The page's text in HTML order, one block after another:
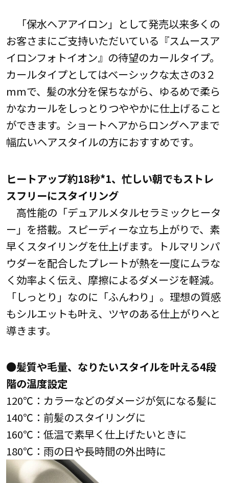
「保水ヘアアイロン」として発売以来多くの
お客さまにご支持いただいている『スムースア
イロンフォトイオン』の待望のカールタイプ。
カールタイプとしてはベーシックな太さの3２
mmで、髪の水分を保ちながら、ゆるめで柔ら
かなカールをしっとりつややかに仕上げること
ができます。ショートヘアからロングヘアまで
幅広いヘアスタイルの方におすすめです。
ヒートアップ約18秒*1、忙しい朝でもストレ
スフリーにスタイリング
高性能の「デュアルメタルセラミックヒータ
ー」を搭載。スピーディーな立ち上がりで、素
早くスタイリングを仕上げます。トルマリンパ
ウダーを配合したプレートが熱を一度にムラな
く効率よく伝え、摩擦によるダメージを軽減。
「しっとり」なのに「ふんわり」。理想の質感
もシルエットも叶え、ツヤのある仕上がりへと
導きます。
●髪質や毛量、なりたいスタイルを叶える4段
階の温度設定
120℃：カラーなどのダメージが気になる髪に
140℃：前髪のスタイリングに
160℃：低温で素早く仕上げたいときに
180℃：雨の日や長時間の外出時に